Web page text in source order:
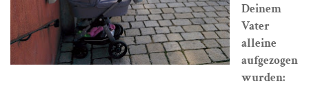
Deinem
Vater
alleine
aufgezogen
wurden: